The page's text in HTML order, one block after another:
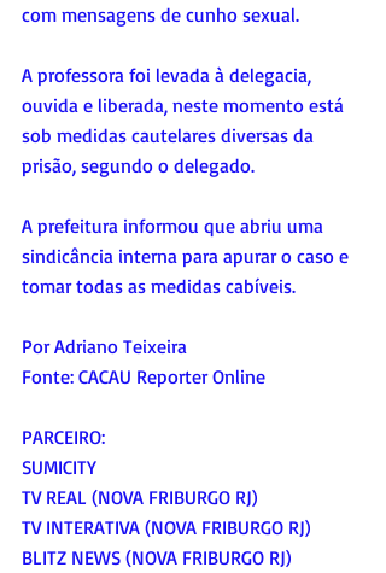
com mensagens de cunho sexual.
A professora foi levada à delegacia,
ouvida e liberada, neste momento está
sob medidas cautelares diversas da
prisão, segundo o delegado.
A prefeitura informou que abriu uma
sindicância interna para apurar o caso e
tomar todas as medidas cabíveis.
Por Adriano Teixeira
Fonte: CACAU Reporter Online
PARCEIRO:
SUMICITY
TV REAL (NOVA FRIBURGO RJ)
TV INTERATIVA (NOVA FRIBURGO RJ)
BLITZ NEWS (NOVA FRIBURGO RJ)